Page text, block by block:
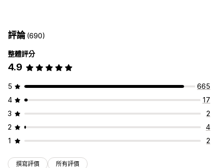
豐富程式碼片段
評論收集方式
電子郵件邀請
社群媒體使用者產生內容
問卷調查
自動化
商品閱覽數
互動追蹤
評論(690)
整體評分
4.9
5
665
4
17
3
2
2
4
1
2
撰寫評價 所有評價